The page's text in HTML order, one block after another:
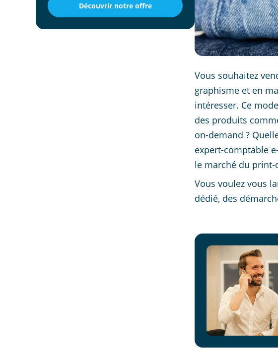
Découvrir notre offre
Vous souhaitez
graphisme et en
intéresser. Ce
des produits
on-demand ?
expert-comptable
le marché du print-
Vous voulez vous
dédié, des